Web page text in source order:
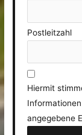
Postleitzahl
Hiermit
angegebene